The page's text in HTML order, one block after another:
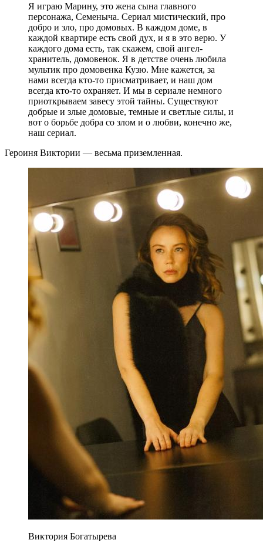
Я играю Марину, это жена сына главного
персонажа, Семеныча. Сериал мистический, про
добро и зло, про домовых. В каждом доме, в
каждой квартире есть свой дух, и я в это верю. У
каждого дома есть, так скажем, свой ангел-
хранитель, домовенок. Я в детстве очень любила
мультик про домовенка Кузю. Мне кажется, за
нами всегда кто-то присматривает, и наш дом
всегда кто-то охраняет. И мы в сериале немного
приоткрываем завесу этой тайны. Существуют
добрые и злые домовые, темные и светлые силы, и
вот о борьбе добра со злом и о любви, конечно же,
наш сериал.
Героиня Виктории — весьма приземленная.
Виктория Богатырева